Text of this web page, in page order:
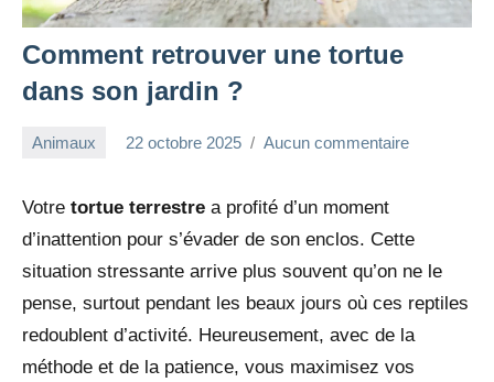
Comment retrouver une tortue
dans son jardin ?
Animaux 22 octobre 2025 Aucun commentaire
Votre tortue terrestre a profité d’un moment
d’inattention pour s’évader de son enclos. Cette
situation stressante arrive plus souvent qu’on ne le
pense, surtout pendant les beaux jours où ces reptiles
redoublent d’activité. Heureusement, avec de la
méthode et de la patience, vous maximisez vos